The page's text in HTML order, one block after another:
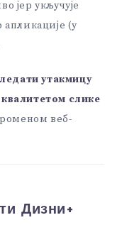
јер укључује
апликације (у
утакмицу
слике
веб-
Дизни+